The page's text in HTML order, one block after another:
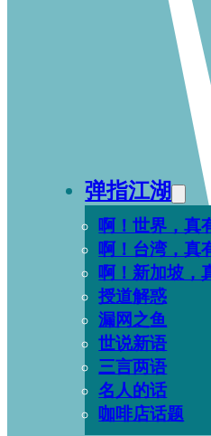
弹指江湖
啊！世界，真
啊！台湾，真
啊！新加坡，
授道解惑
漏网之鱼
世说新语
三言两语
名人的话
咖啡店话题